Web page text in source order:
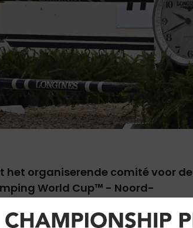
het organiserende comité voor de
World Cup™ - Noord-
het seizoen 2024-2025 te